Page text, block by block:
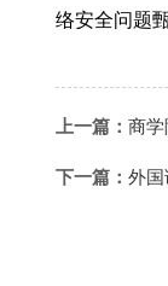
络安全问题
上一篇： 商学
下一篇： 外